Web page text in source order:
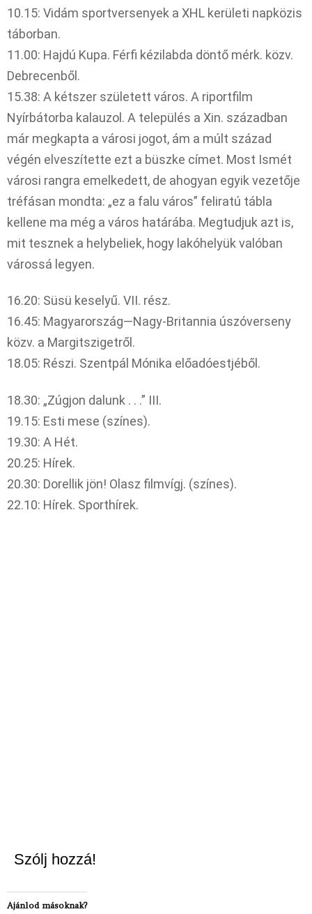
10.15: Vidám sportversenyek a XHL kerületi napközis
táborban.
11.00: Hajdú Kupa. Férfi kézilabda döntő mérk. közv.
Debrecenből.
15.38: A kétszer született város. A riportfilm
Nyírbátorba kalauzol. A település a Xin. században
már megkapta a városi jogot, ám a múlt század
végén elveszítette ezt a büszke címet. Most Ismét
városi rangra emelkedett, de ahogyan egyik vezetője
tréfásan mondta: „ez a falu város” feliratú tábla
kellene ma még a város határába. Megtudjuk azt is,
mit tesznek a helybeliek, hogy lakóhelyük valóban
várossá legyen.
16.20: Süsü keselyű. VII. rész.
16.45: Magyarország—Nagy-Britannia úszóverseny
közv. a Margitszigetről.
18.05: Részi. Szentpál Mónika előadóestjéből.
18.30: „Zúgjon dalunk . . .” III.
19.15: Esti mese (színes).
19.30: A Hét.
20.25: Hírek.
20.30: Dorellik jön! Olasz filmvígj. (színes).
22.10: Hírek. Sporthírek.
Szólj hozzá!
Ajánlod másoknak?